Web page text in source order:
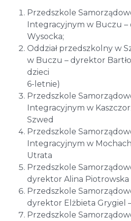
Przedszkole
Integracyjnym w Buczu –
Wysocka;
Oddział przedszkolny w
w Buczu – dyrektor
dzieci
6-letnie)
Przedszkole
Integracyjnym w
Szwed
Przedszkole
Integracyjnym w
Utrata
Przedszkole
dyrektor Alina Piotrowska
Przedszkole
dyrektor Elżbieta Grygiel
Przedszkole